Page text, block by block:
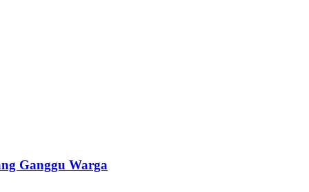
Ganggu Warga